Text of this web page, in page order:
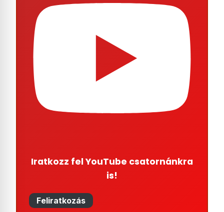
Iratkozz fel YouTube csatornánkra
is!
Feliratkozás